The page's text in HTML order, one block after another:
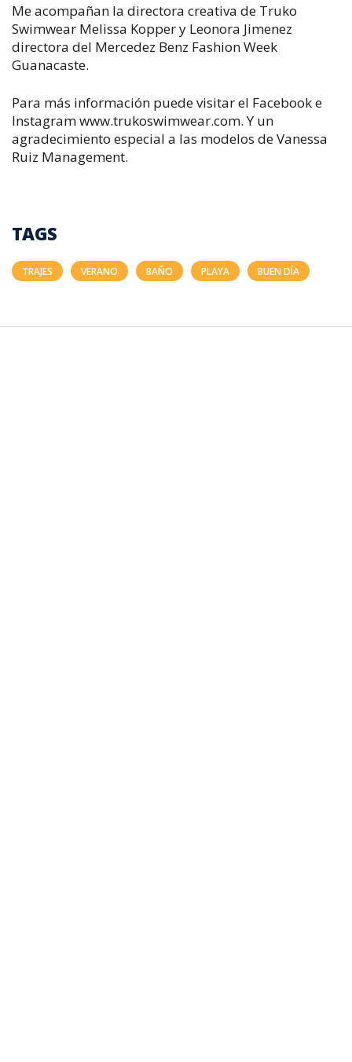
Me acompañan la directora creativa de Truko
Swimwear Melissa Kopper y Leonora Jimenez
directora del Mercedez Benz Fashion Week
Guanacaste.
Para más información puede visitar el Facebook e
Instagram www.trukoswimwear.com. Y un
agradecimiento especial a las modelos de Vanessa
Ruiz Management.
TAGS
TRAJES VERANO BAÑO PLAYA BUEN DÍA